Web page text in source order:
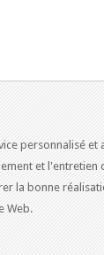
personnalisé et
et l'entretien
la bonne
Web.